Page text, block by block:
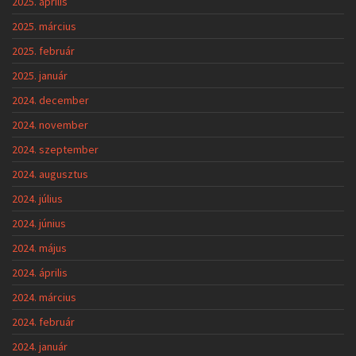
2025. március
2025. február
2025. január
2024. december
2024. november
2024. szeptember
2024. augusztus
2024. július
2024. június
2024. május
2024. április
2024. március
2024. február
2024. január